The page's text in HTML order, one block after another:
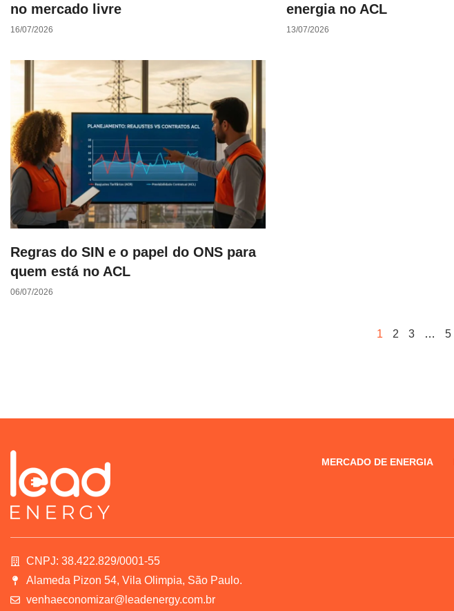
no mercado livre
16/07/2026
energia no ACL
13/07/2026
Regras do SIN e o papel do ONS para
quem está no ACL
06/07/2026
1 2 3 … 5
MERCADO DE ENERGIA
CNPJ: 38.422.829/0001-55
Alameda Pizon 54, Vila Olimpia, São Paulo.
venhaeconomizar@leadenergy.com.br